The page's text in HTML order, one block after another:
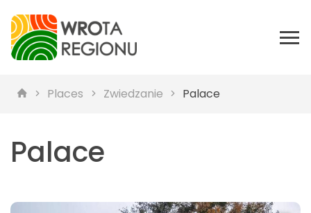
Places Zwiedzanie Palace
Palace